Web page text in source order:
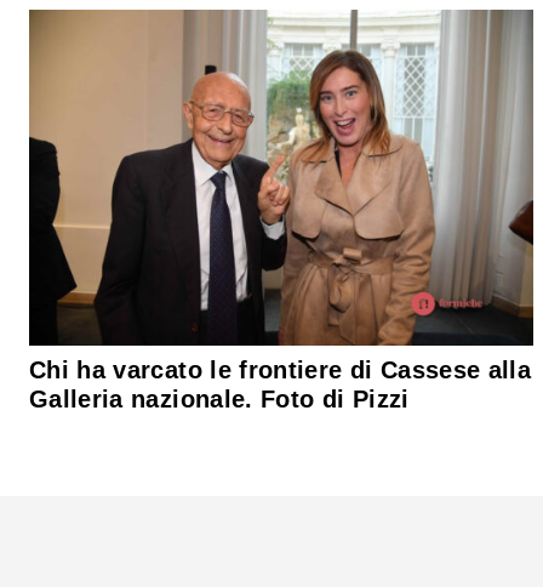
Chi ha varcato le frontiere di Cassese alla
Galleria nazionale. Foto di Pizzi